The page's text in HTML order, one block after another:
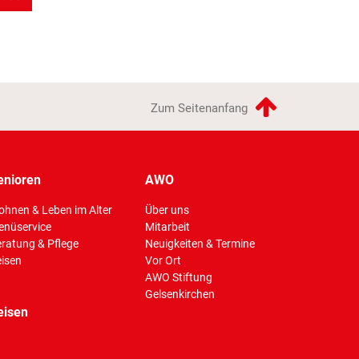
Zum Seitenanfang
& Leben im Alter
& Pflege
AWO
Über uns
Mitarbeit
Neuigkeiten & Termine(Standort)
Vor Ort
AWO Stiftung
Gelsenkirchen